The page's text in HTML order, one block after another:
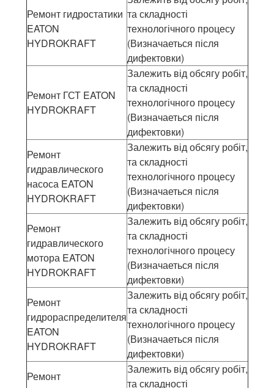
Ремонт гидростатики
EATON
HYDROKRAFT
та складності
технологічного процесу
(Визначаеться після
дифектовки)
Ремонт ГСТ EATON
HYDROKRAFT
Залежить від обсягу робіт,
та складності
технологічного процесу
(Визначаеться після
дифектовки)
Ремонт
гидравлического
насоса EATON
HYDROKRAFT
Залежить від обсягу робіт,
та складності
технологічного процесу
(Визначаеться після
дифектовки)
Ремонт
гидравлического
мотора EATON
HYDROKRAFT
Залежить від обсягу робіт,
та складності
технологічного процесу
(Визначаеться після
дифектовки)
Ремонт
гидрораспределителя
EATON
HYDROKRAFT
Залежить від обсягу робіт,
та складності
технологічного процесу
(Визначаеться після
дифектовки)
Ремонт
Залежить від обсягу робіт,
та складності